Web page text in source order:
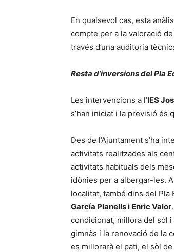
En qualsevol cas, esta
compte per a la valoració
través d’una auditoria
Resta d’inversions del Pla
Les intervencions a l’IES
s’han iniciat i la previsió
Des de l’Ajuntament s’ha
activitats realitzades als
activitats habituals dels
idònies per a albergar-les.
localitat, també dins del Pla
García Planells i Enric Valor
condicionat, millora del sòl
gimnàs i la renovació de la
es millorarà el pati, el sòl